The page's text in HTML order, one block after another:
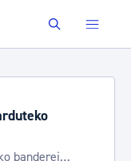
Buscar
banderei